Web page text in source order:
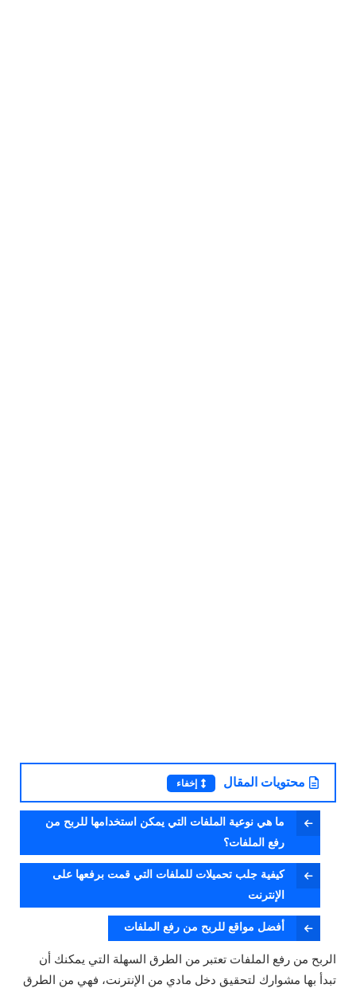
محتويات المقال إخفاء
ما هي نوعية الملفات التي يمكن استخدامها للربح من
رفع الملفات؟
كيفية جلب تحميلات للملفات التي قمت برفعها على
الإنترنت
أفضل مواقع للربح من رفع الملفات
الربح من رفع الملفات تعتبر من الطرق السهلة التي يمكنك أن
تبدأ بها مشوارك لتحقيق دخل مادي من الإنترنت، فهي من الطرق